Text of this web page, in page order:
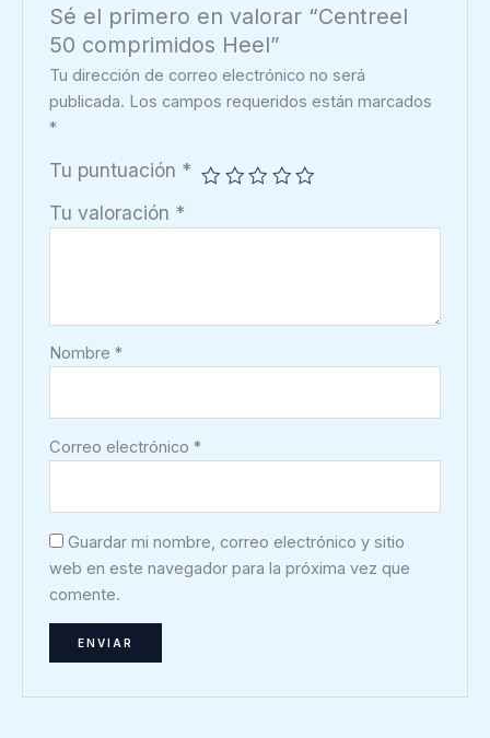
Sé el primero en valorar “Centreel
50 comprimidos Heel”
Tu dirección de correo electrónico no será
publicada. Los campos requeridos están marcados
*
Tu puntuación *
Tu valoración *
Nombre*
Correo electrónico*
Guardar mi nombre, correo electrónico y sitio
web en este navegador para la próxima vez que
comente.